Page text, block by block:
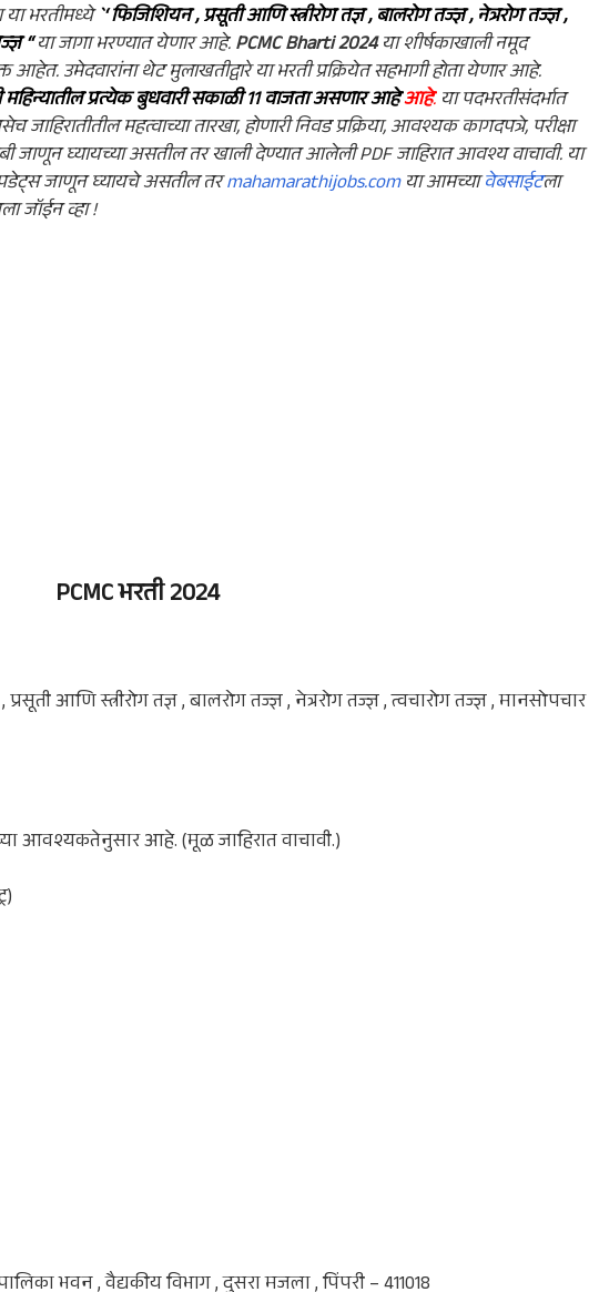
या भरतीमध्ये`‘ फिजिशियन , प्रसूती आणि स्त्रीरोग तज्ञ , बालरोग तज्ज्ञ , नेत्ररोग तज्ज्ञ ,
‘‘या जागा भरण्यात येणार आहे.PCMC Bharti 2024या शीर्षकाखाली नमूद
आहेत. उमेदवारांना थेट मुलाखतीद्वारे या भरती प्रक्रियेत सहभागी होता येणार आहे.
महिन्यातील प्रत्येक बुधवारी सकाळी 11 वाजता असणारआहेआहे.या पदभरतीसंदर्भात
महत्वाच्या तारखा, होणारी निवड प्रक्रिया, आवश्यक कागदपत्रे, परीक्षा
जाणून घ्यायच्या असतील तर खाली देण्यात आलेली PDF जाहिरात आवश्य वाचावी. या
जाणून घ्यायचे असतील तरmahamarathijobs.comया आमच्यावेबसाईटला
जॉईन व्हा !
PCMCभरती 2024
आणि स्त्रीरोग तज्ञ , बालरोग तज्ज्ञ , नेत्ररोग तज्ज्ञ , त्वचारोग तज्ज्ञ , मानसोपचार
आवश्यकतेनुसार आहे. (मूळ जाहिरात वाचावी.)
भवन , वैद्यकीय विभाग , दुसरा मजला , पिंपरी – 411018